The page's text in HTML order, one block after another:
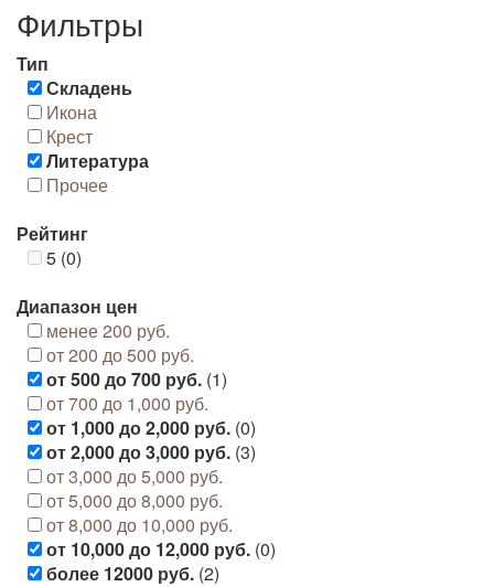
Фильтры
Тип
Складень
Икона
Крест
Литература
Прочее
Рейтинг
5 (0)
Диапазон цен
менее 200 руб.
от 200 до 500 руб.
от 500 до 700 руб. (1)
от 700 до 1,000 руб.
от 1,000 до 2,000 руб. (0)
от 2,000 до 3,000 руб. (3)
от 3,000 до 5,000 руб.
от 5,000 до 8,000 руб.
от 8,000 до 10,000 руб.
от 10,000 до 12,000 руб. (0)
более 12000 руб. (2)